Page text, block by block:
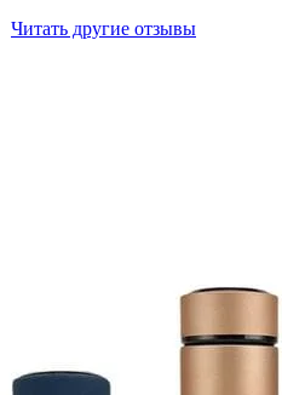
Читать другие отзывы